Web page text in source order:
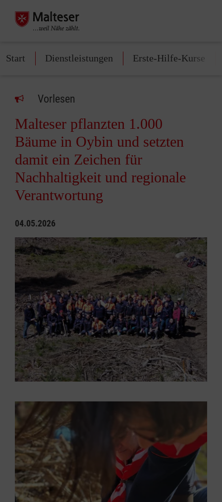
Start Dienstleistungen Erste-Hilfe-Kurse
Vorlesen
Malteser pflanzten 1.000
Bäume in Oybin und setzten
damit ein Zeichen für
Nachhaltigkeit und regionale
Verantwortung
04.05.2026